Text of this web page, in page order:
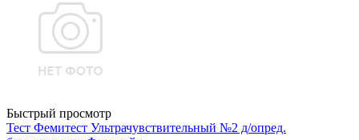
Быстрый просмотр
Тест Фемитест Ультрачувствительный №2 д/опред.